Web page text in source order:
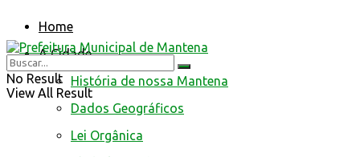
Home
A Cidade
História de nossa Mantena
Dados Geográficos
Lei Orgânica
No Result
View All Result